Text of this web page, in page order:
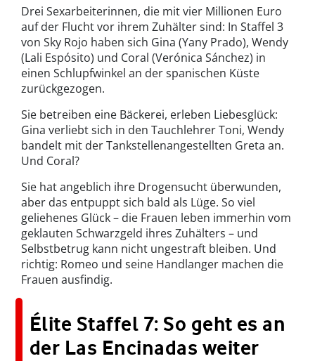
Drei Sexarbeiterinnen, die mit vier Millionen Euro
auf der Flucht vor ihrem Zuhälter sind: In Staffel 3
von Sky Rojo haben sich Gina (Yany Prado), Wendy
(Lali Espósito) und Coral (Verónica Sánchez) in
einen Schlupfwinkel an der spanischen Küste
zurückgezogen.
Sie betreiben eine Bäckerei, erleben Liebesglück:
Gina verliebt sich in den Tauchlehrer Toni, Wendy
bandelt mit der Tankstellenangestellten Greta an.
Und Coral?
Sie hat angeblich ihre Drogensucht überwunden,
aber das entpuppt sich bald als Lüge. So viel
geliehenes Glück – die Frauen leben immerhin vom
geklauten Schwarzgeld ihres Zuhälters – und
Selbstbetrug kann nicht ungestraft bleiben. Und
richtig: Romeo und seine Handlanger machen die
Frauen ausfindig.
Élite Staffel 7: So geht es an
der Las Encinadas weiter